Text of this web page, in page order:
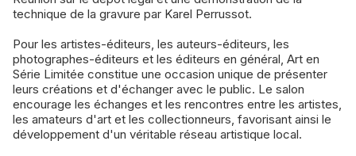
technique de la gravure par Karel Perrussot.
Pour les artistes-éditeurs, les auteurs-éditeurs, les
photographes-éditeurs et les éditeurs en général, Art en
Série Limitée constitue une occasion unique de présenter
leurs créations et d'échanger avec le public. Le salon
encourage les échanges et les rencontres entre les artistes,
les amateurs d'art et les collectionneurs, favorisant ainsi le
développement d'un véritable réseau artistique local.